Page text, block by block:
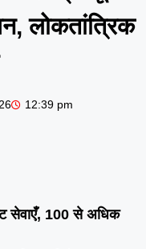
लोकतांत्रिक
12:39 pm
सेवाएँ, 100 से अधिक